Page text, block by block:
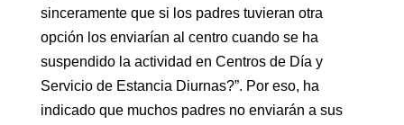
sinceramente que si los padres tuvieran otra
opción los enviarían al centro cuando se ha
suspendido la actividad en Centros de Día y
Servicio de Estancia Diurnas?”. Por eso, ha
indicado que muchos padres no enviarán a sus